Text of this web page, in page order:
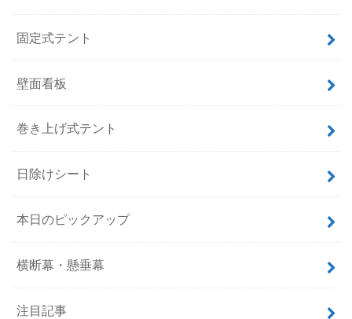
固定式テント
壁面看板
巻き上げ式テント
日除けシート
本日のピックアップ
横断幕・懸垂幕
注目記事